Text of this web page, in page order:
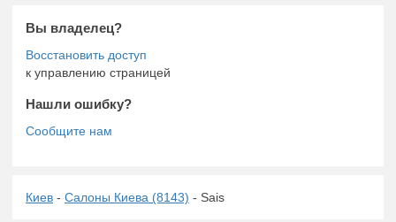
Вы владелец?
к управлению страницей
Нашли ошибку?
Киев - Салоны Киева (8143) - Sais